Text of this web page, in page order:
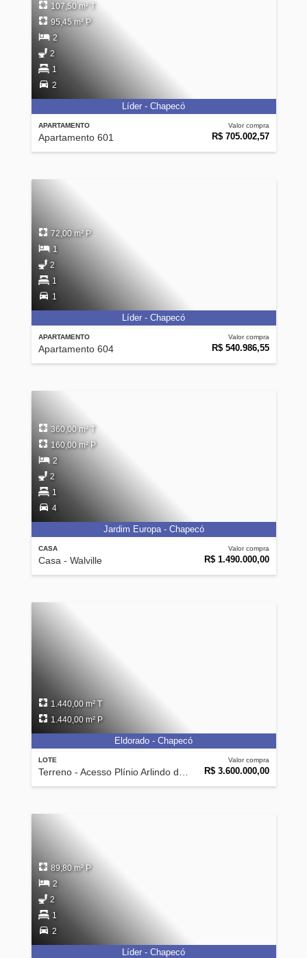
APARTAMENTO
Apartamento 601
Valor compra
R$ 705.002,57
107,50 m² T
95,45 m² P
2
2
1
2
Líder - Chapecó
APARTAMENTO
Apartamento 604
Valor compra
R$ 540.986,55
72,00 m² P
1
2
1
1
Líder - Chapecó
CASA
Casa - Walville
Valor compra
R$ 1.490.000,00
360,00 m² T
160,00 m² P
2
2
1
4
Jardim Europa - Chapecó
LOTE Valor compra
R$ 3.600.000,00
1.440,00 m² T
1.440,00 m² P
Eldorado - Chapecó
89,80 m² P
2
2
1
2
Líder - Chapecó